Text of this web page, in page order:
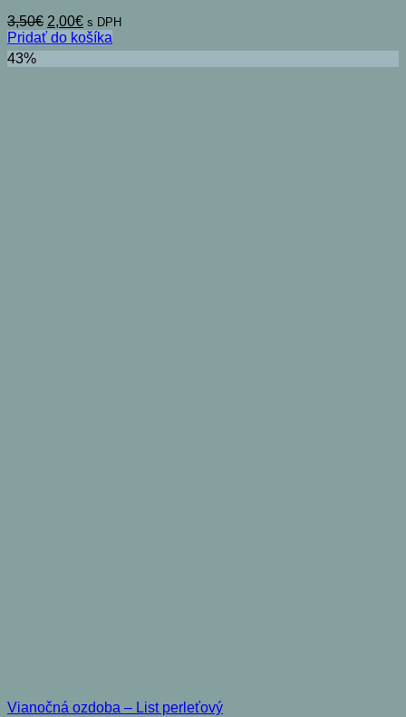
3,50€ Pôvodná
cena
bola:
3,50€.
2,00€Aktuálna
cena
je:
2,00€.
s DPH
Pridať do košíka
43%
Vianočná ozdoba – List perleťový